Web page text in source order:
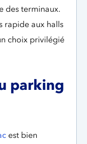
des terminaux.
rapide aux halls
choix privilégié
parking
est bien